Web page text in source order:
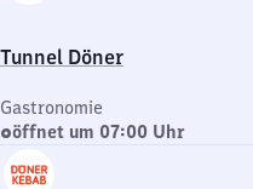
Tunnel Döner
Gastronomie
öffnet um 07:00 Uhr